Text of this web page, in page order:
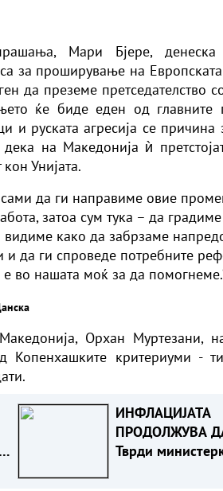
Мари Бјере,
за проширување на
да преземе претседателство
ќе биде еден од главните
и руската агресија се причина
на Македонија ѝ
Унијата.
да ги направиме овие
затоа сум тука – да градиме
како да забрзаме
да ги спроведе потребните
во нашата моќ за да
Орхан Муртезани,
критериуми -
ИНФЛАЦИЈАТА
ПРОДОЛЖУВА
Тврди